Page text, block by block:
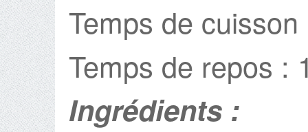
Temps de
Temps de repos :
Ingrédients :